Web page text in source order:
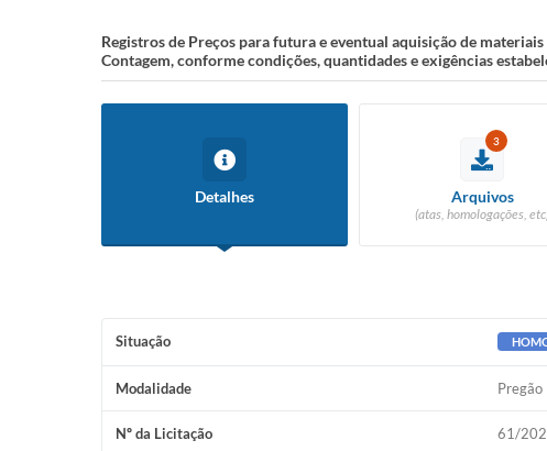
Registros de Preços para futura e eventual aquisição de
Contagem, conforme condições, quantidades e exigências
Detalhes
3
Arquivos
(atas, homologações,
Situação
Modalidade
Nº da Licitação 61/